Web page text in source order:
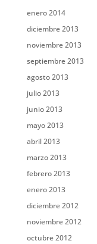
enero 2014
diciembre 2013
noviembre 2013
septiembre 2013
agosto 2013
julio 2013
junio 2013
mayo 2013
abril 2013
marzo 2013
febrero 2013
enero 2013
diciembre 2012
noviembre 2012
octubre 2012